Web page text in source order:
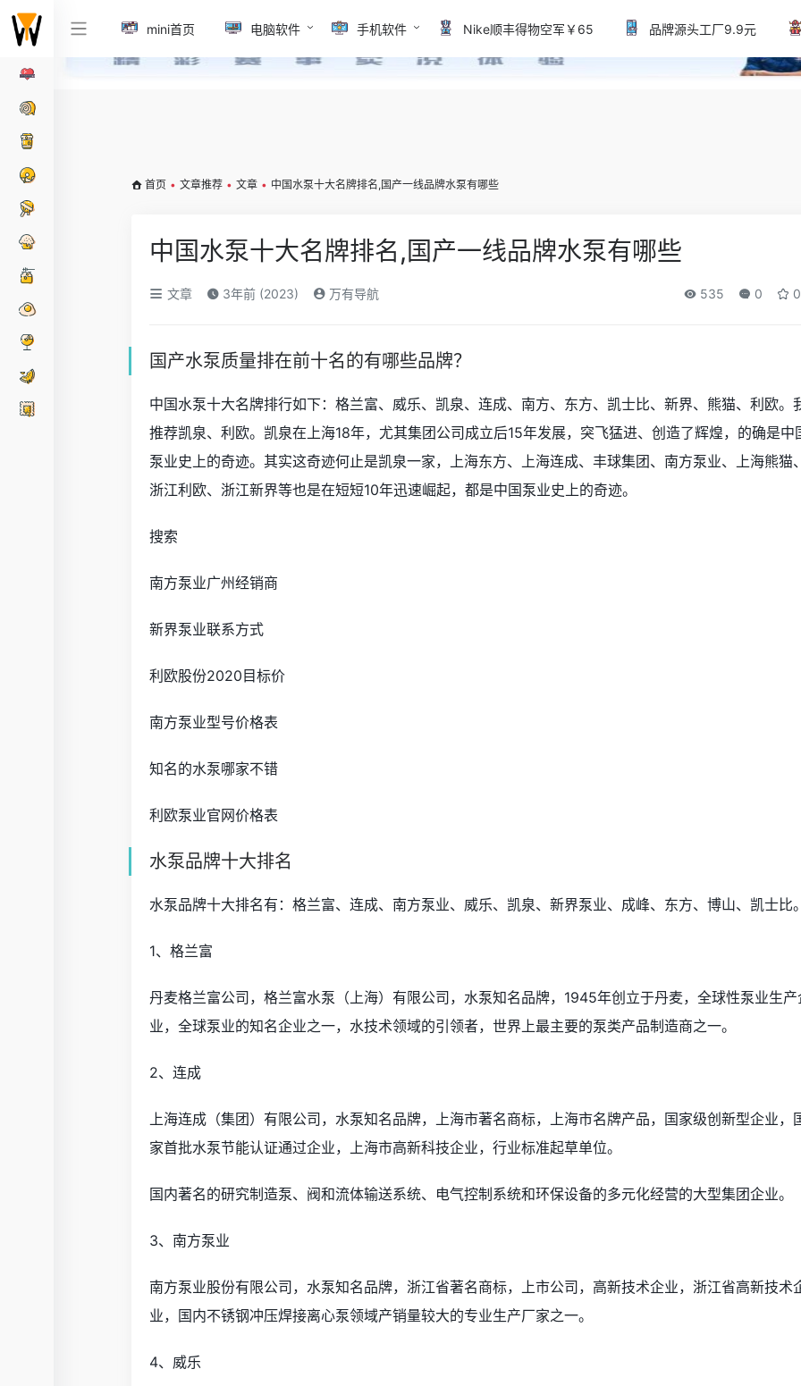
mini首页 电脑软件 手机软件 Nike顺丰得物空军￥65 品牌源头工厂9.9元
首页 • 文章推荐 • 文章 • 中国水泵十大名牌排名,国产一线品牌水泵有哪些
中国水泵十大名牌排名,国产一线品牌水泵有哪些
文章 3年前 (2023) 万有导航 535 0 0
国产水泵质量排在前十名的有哪些品牌？
中国水泵十大名牌排行如下：格兰富、威乐、凯泉、连成、南方、东方、凯士比、新界、熊猫、利欧。
推荐凯泉、利欧。凯泉在上海18年，尤其集团公司成立后15年发展，突飞猛进、创造了辉煌，的确是中
泵业史上的奇迹。其实这奇迹何止是凯泉一家，上海东方、上海连成、丰球集团、南方泵业、上海熊猫
浙江利欧、浙江新界等也是在短短10年迅速崛起，都是中国泵业史上的奇迹。
搜索
南方泵业广州经销商
新界泵业联系方式
利欧股份2020目标价
南方泵业型号价格表
知名的水泵哪家不错
利欧泵业官网价格表
水泵品牌十大排名
水泵品牌十大排名有：格兰富、连成、南方泵业、威乐、凯泉、新界泵业、成峰、东方、博山、凯士比
1、格兰富
丹麦格兰富公司，格兰富水泵（上海）有限公司，水泵知名品牌，1945年创立于丹麦，全球性泵业生产
业，全球泵业的知名企业之一，水技术领域的引领者，世界上最主要的泵类产品制造商之一。
2、连成
上海连成（集团）有限公司，水泵知名品牌，上海市著名商标，上海市名牌产品，国家级创新型企业，
家首批水泵节能认证通过企业，上海市高新科技企业，行业标准起草单位。
国内著名的研究制造泵、阀和流体输送系统、电气控制系统和环保设备的多元化经营的大型集团企业。
3、南方泵业
南方泵业股份有限公司，水泵知名品牌，浙江省著名商标，上市公司，高新技术企业，浙江省高新技术
业，国内不锈钢冲压焊接离心泵领域产销量较大的专业生产厂家之一。
4、威乐